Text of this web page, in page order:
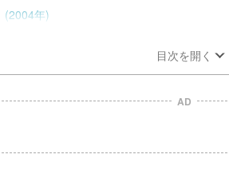
(2004年)
目次を開く
AD